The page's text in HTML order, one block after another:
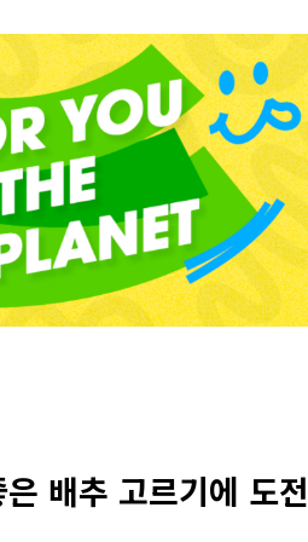
배추 고르기에 도